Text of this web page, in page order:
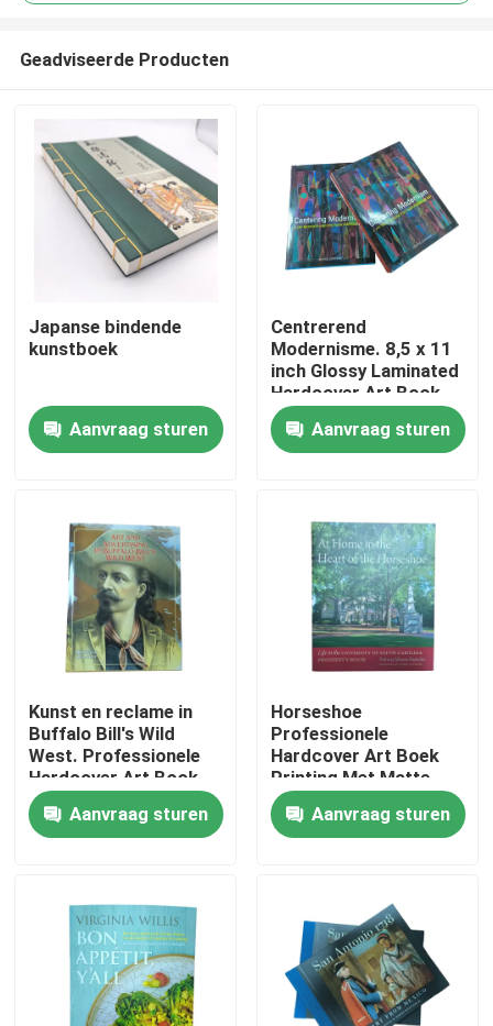
Producten
Video's
Ongeveer ons
Middel
Contacteer ons
Nieuws
Afdrukken van koffieboeken
Tarotkaarten drukken
Geadviseerde Producten
Japanse bindende
kunstboek
Aanvraag sturen
Centrerend
Modernisme. 8,5 x 11
inch Glossy Laminated
Hardcover Art Book
Professionele 4C/4C
Offset Printing
Service
Aanvraag sturen
Kunst en reclame in
Buffalo Bill's Wild
West. Professionele
Hardcover Art Book
Printing Service 8,5 x
11 inch 4C
Aanvraag sturen
Horseshoe
Professionele
Hardcover Art Boek
Printing Met Matte
Gelamineerde Cover
En 4C Pagina's
Aanvraag sturen